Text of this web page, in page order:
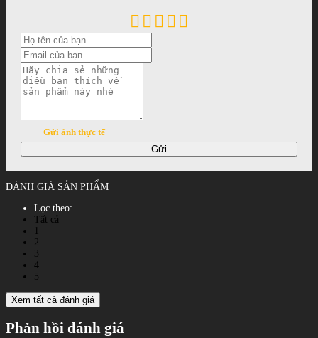
Gửi ảnh thực tế
Gửi
ĐÁNH GIÁ SẢN PHẨM
Lọc theo:
Tất cả
1
2
3
4
5
Xem tất cả đánh giá
Phản hồi đánh giá